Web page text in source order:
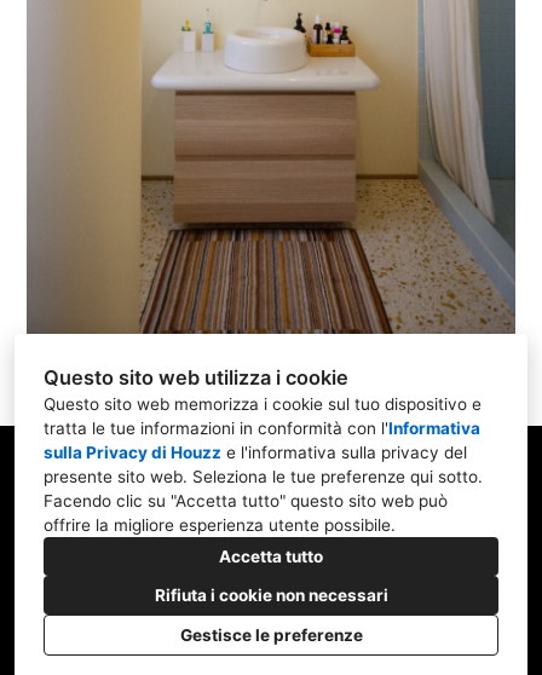
Questo sito web utilizza i cookie
Questo sito web memorizza i cookie sul tuo dispositivo e
tratta le tue informazioni in conformità con l'Informativa
sulla Privacy di Houzz e l'informativa sulla privacy del
presente sito web. Seleziona le tue preferenze qui sotto.
Facendo clic su "Accetta tutto" questo sito web può
offrire la migliore esperienza utente possibile.
Accetta tutto
Rifiuta i cookie non necessari
Gestisce le preferenze
Via Salvini,15/f, 20090 Trezzano sul Naviglio MI
338 928 8021
architettodesimone@outlook.it
Privacy Policy Impostazione dei cookie